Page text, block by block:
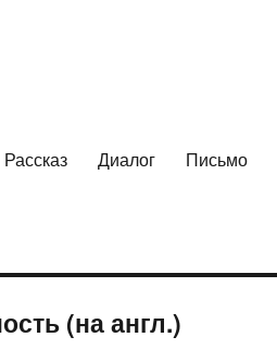
Рассказ Диалог Письмо
(на англ.)